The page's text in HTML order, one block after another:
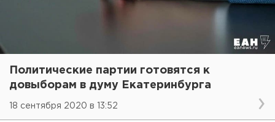
Политические партии готовятся к
довыборам в думу Екатеринбурга
18 сентября 2020 в 13:52